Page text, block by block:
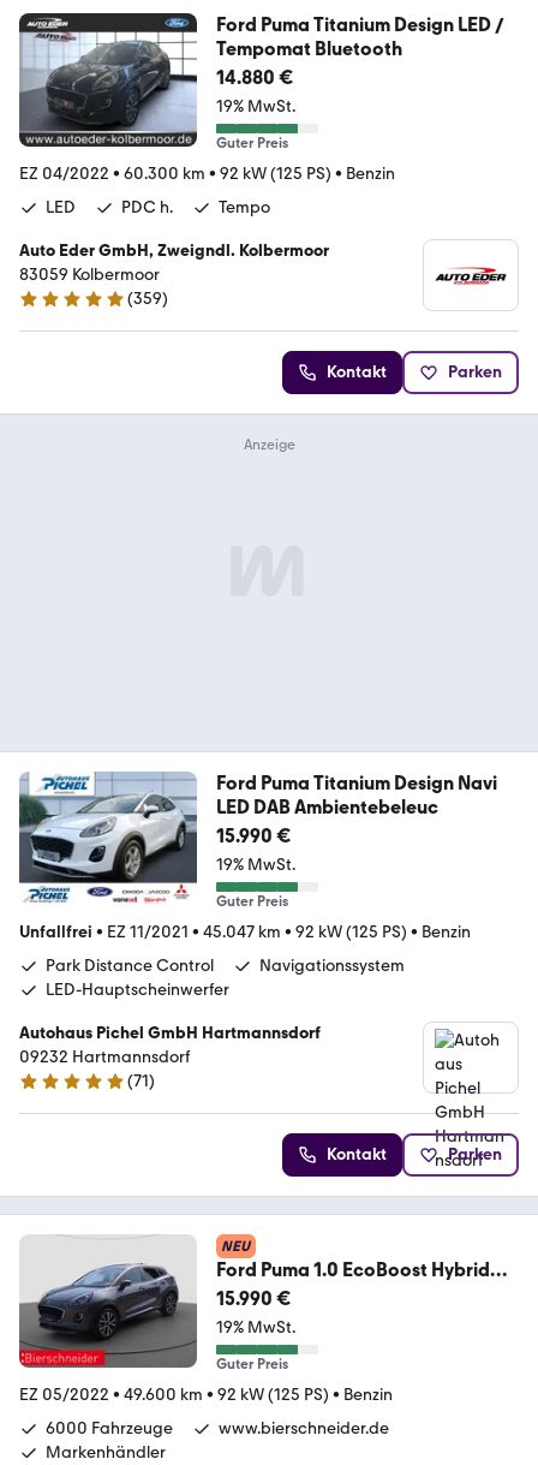
Ford Puma Titanium Design LED /
Tempomat Bluetooth
14.880 €
19% MwSt.
Guter Preis
EZ 04/2022 • 60.300 km • 92 kW (125 PS) • Benzin
LED
PDC h. Tempo
Auto Eder GmbH, Zweigndl. Kolbermoor
83059 Kolbermoor
4.8 Sterne
(359)
Kontakt Parken
Ford Puma Titanium Design Navi
LED DAB Ambientebeleuc
15.990 €
19% MwSt.
Guter Preis
Unfallfrei • EZ 11/2021 • 45.047 km • 92 kW (125 PS) • Benzin
Park Distance Control
Navigationssystem
LED-Hauptscheinwerfer
Autohaus Pichel GmbH Hartmannsdorf
09232 Hartmannsdorf
4.9 Sterne
(71)
Kontakt Parken
NEU
Ford Puma 1.0 EcoBoost Hybrid
Titanium Design LED PDC
15.990 €
19% MwSt.
Guter Preis
EZ 05/2022 • 49.600 km • 92 kW (125 PS) • Benzin
6000 Fahrzeuge
www.bierschneider.de
Markenhändler